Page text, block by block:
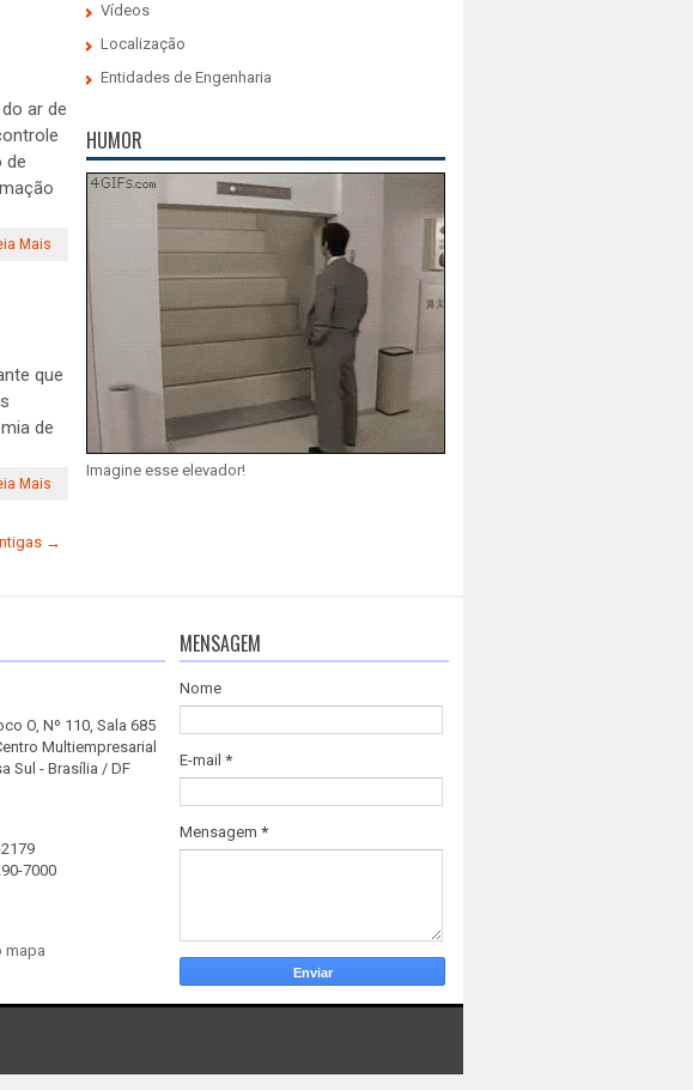
ar de
de
Mais
que
de
Mais
→
Vídeos
Localização
Entidades de Engenharia
HUMOR
Imagine esse elevador!
O, Nº 110, Sala 685
Multiempresarial
Sul - Brasília / DF
7000
mapa
MENSAGEM
Nome
E-mail *
Mensagem *